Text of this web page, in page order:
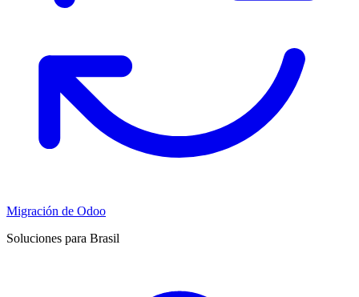
Migración de Odoo
Soluciones para Brasil